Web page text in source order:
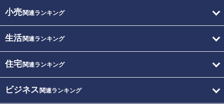
小売関連ランキング
生活関連ランキング
住宅関連ランキング
ビジネス 関連ランキング